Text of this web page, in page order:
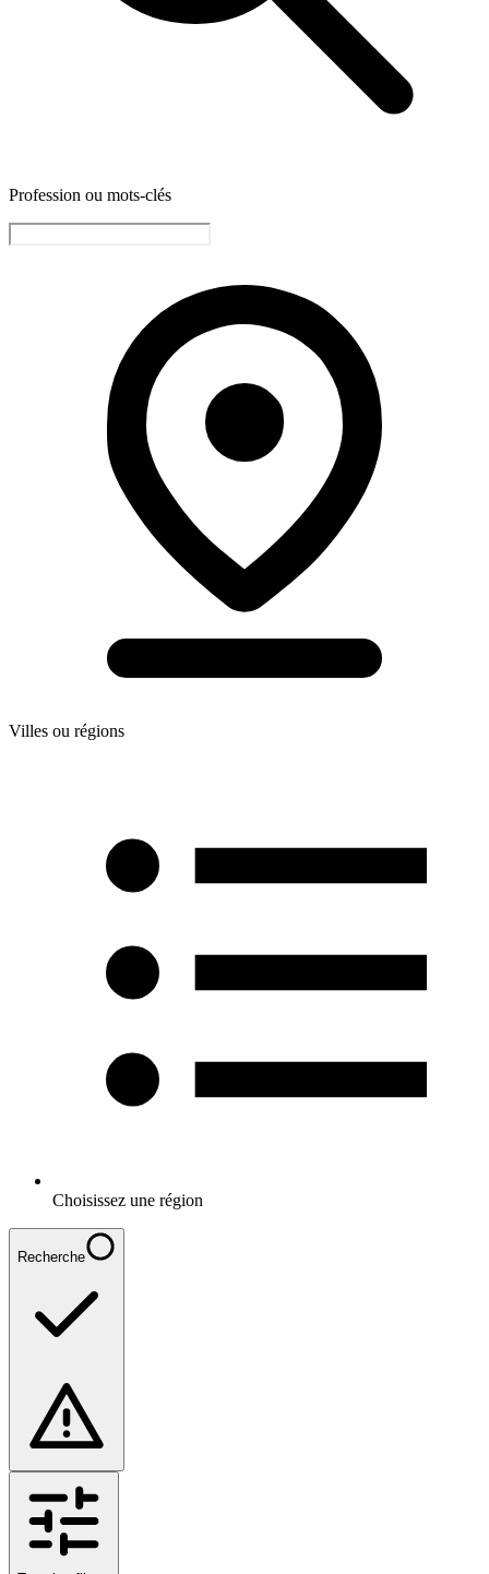
Profession ou mots-clés
Villes ou régions
Choisissez une région
Recherche